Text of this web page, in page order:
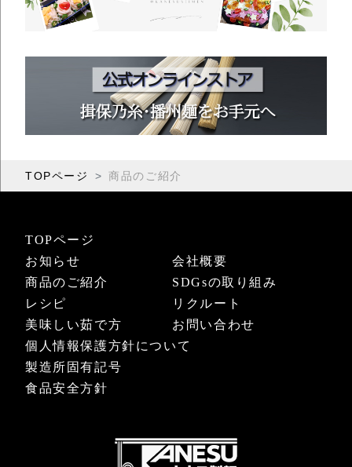
TOPページ 商品のご紹介
TOPページ
お知らせ
商品のご紹介
レシピ
美味しい茹で方
会社概要
SDGsの取り組み
リクルート
お問い合わせ
個人情報保護方針について
製造所固有記号
食品安全方針